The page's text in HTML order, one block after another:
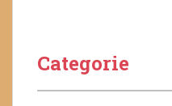
Categorie